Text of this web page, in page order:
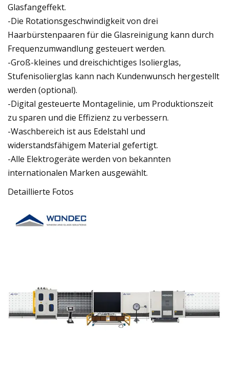
Glasfangeffekt.
-Die Rotationsgeschwindigkeit von drei
Haarbürstenpaaren für die Glasreinigung kann durch
Frequenzumwandlung gesteuert werden.
-Groß-kleines und dreischichtiges Isolierglas,
Stufenisolierglas kann nach Kundenwunsch hergestellt
werden (optional).
-Digital gesteuerte Montagelinie, um Produktionszeit
zu sparen und die Effizienz zu verbessern.
-Waschbereich ist aus Edelstahl und
widerstandsfähigem Material gefertigt.
-Alle Elektrogeräte werden von bekannten
internationalen Marken ausgewählt.
Detaillierte Fotos